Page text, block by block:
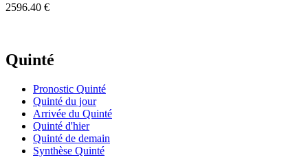
2596.40 €
Quinté
Pronostic Quinté
Quinté du jour
Arrivée du Quinté
Quinté d'hier
Quinté de demain
Synthèse Quinté